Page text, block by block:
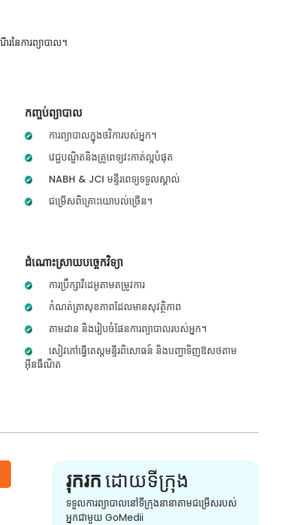
នៃការព្យាបាល។
កញ្ចប់ព្យាបាល
ការព្យាបាលក្នុងថវិការបស់អ្នក។
វេជ្ជបណ្ឌិតនិងគ្រូពេទ្យវះកាត់ល្អបំផុត
NABH & JCI មន្ទីរពេទ្យទទួលស្គាល់
ជម្រើសពិគ្រោះយោបល់ច្រើន។
ដំណោះស្រាយបច្ចេកវិទ្យា
ការប្រឹក្សាវីដេអូតាមតម្រូវការ
កំណត់ត្រាសុខភាពដែលមានសុវត្ថិភាព
តាមដាន និងរៀបចំផែនការព្យាបាលរបស់អ្នក។
សៀវភៅធ្វើតេស្តមន្ទីរពិសោធន៍ និងបញ្ជាទិញឱសថតាម
អ៊ីនធឺណិត
រុករកដោយទីក្រុង
ទទួលការព្យាបាលនៅទីក្រុងនានាតាមជម្រើសរបស់
អ្នកជាមួយ GoMedii